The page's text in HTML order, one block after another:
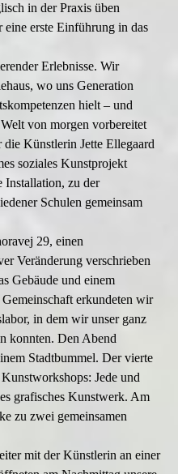
in der Praxis üben
erste Einführung in das
Erlebnisse. Wir
wo uns Generation
hielt – und
von morgen vorbereitet
Künstlerin Jette Ellegaard
soziales Kunstprojekt
Installation, zu der
Schulen gemeinsam
29, einen
Veränderung verschrieben
Gebäude und einem
erkundeten wir
in dem wir unser ganz
konnten. Den Abend
Stadtbummel. Der vierte
Jede und
grafisches Kunstwerk. Am
zu zwei gemeinsamen
mit der Künstlerin an einer